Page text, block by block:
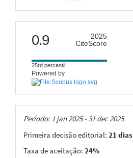
citescore
0.9
2025
CiteScore
25rd percentil
Powered by
Taxas
Período: 1 jan 2025 - 31 dec 2025
Primeira decisão editorial: 21 dias
Taxa de aceitação: 24%